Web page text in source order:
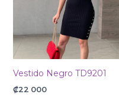
Vestido Negro TD9201
₡22 000